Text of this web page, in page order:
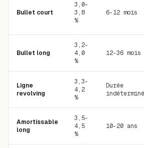
Bullet court
3,0-
3,8
%
6-12 mois
Bullet long
3,2-
4,0
%
12-36 mois
Ligne
revolving
3,3-
4,2
%
Durée
Amortissable
long
3,5-
4,5
%
10-20 ans